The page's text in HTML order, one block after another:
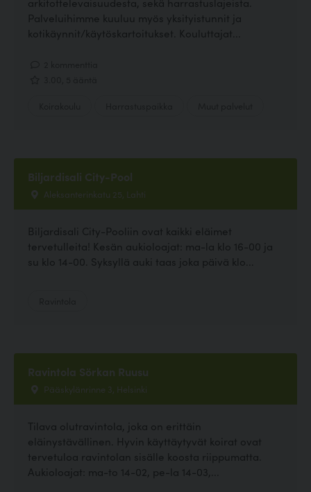
Palveluihimme kuuluu myös yksityistunnit ja
kotikäynnit/käytöskartoitukset. Kouluttajat...
Biljardisali City-Pool
Aleksanterinkatu 25, Lahti
Biljardisali City-Pooliin ovat kaikki eläimet
tervetulleita! Kesän aukioloajat: ma-la klo 16-00 ja
su klo 14-00. Syksyllä auki taas joka päivä klo...
Ravintola Sörkan Ruusu
Pääskylänrinne 3, Helsinki
Tilava olutravintola, joka on erittäin
eläinystävällinen. Hyvin käyttäytyvät koirat ovat
tervetuloa ravintolan sisälle koosta riippumatta.
Aukioloajat: ma-to 14-02, pe-la 14-03,...